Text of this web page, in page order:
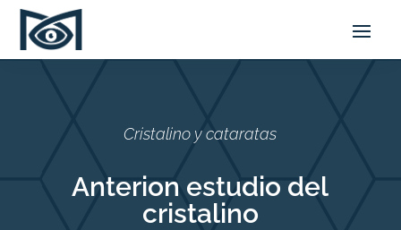
Cristalino y cataratas
Anterion estudio del
cristalino